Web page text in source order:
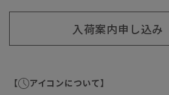
入荷案内申し込み
【 アイコンについて】